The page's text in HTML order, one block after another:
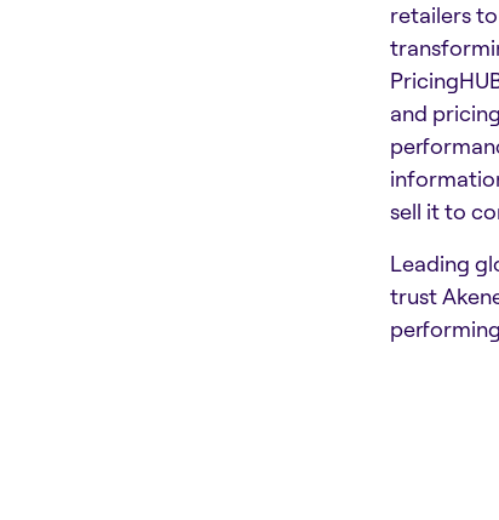
retailers
and
sell it to
Leading
trust